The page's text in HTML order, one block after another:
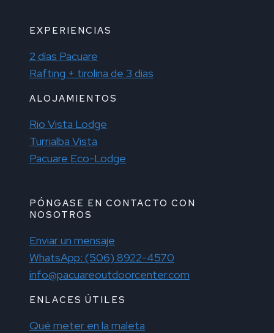
EXPERIENCIAS
2 días Pacuare
Rafting + tirolina de 3 días
ALOJAMIENTOS
Rio Vista Lodge
Turrialba Vista
Pacuare Eco-Lodge
PÓNGASE EN CONTACTO CON
NOSOTROS
Enviar un mensaje
WhatsApp: (506) 8922-4570
info@pacuareoutdoorcenter.com
ENLACES ÚTILES
Qué meter en la maleta